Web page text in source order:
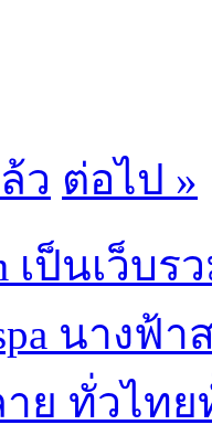
ว ต่อไป »
เป็นเว็
นางฟ้
ย ทั่วไท